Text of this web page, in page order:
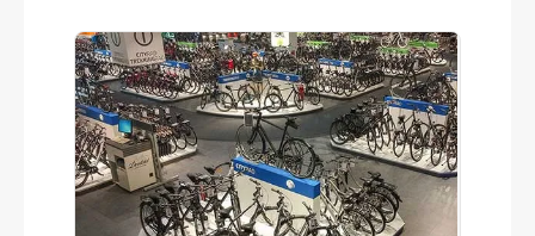
Rücklicht
B&M Toplight 2C LED
Scheinwerfer